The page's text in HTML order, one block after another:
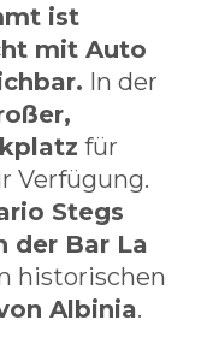
ist
mit Auto
In der
für
Verfügung.
Stegs
der Bar La
historischen
Albinia.